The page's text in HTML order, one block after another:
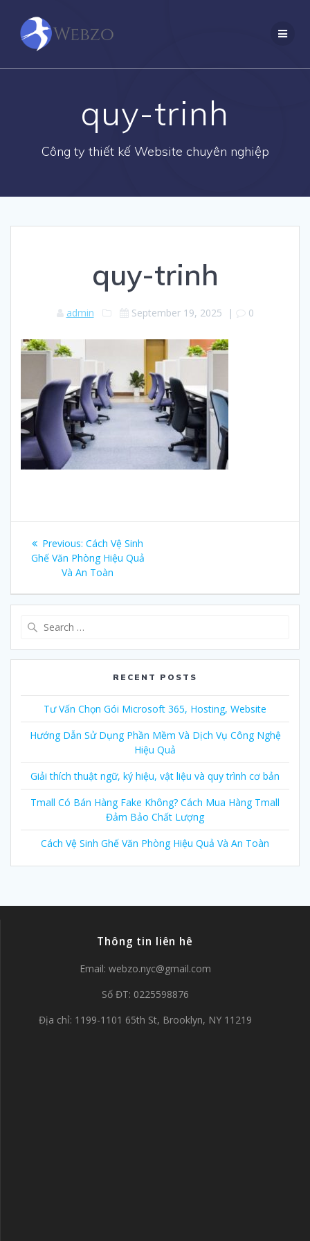
quy-trinh
Công ty thiết kế Website chuyên nghiệp
quy-trinh
admin September 19, 2025 | 0
Post
navigation
Previous: Previous
post:
Cách Vệ Sinh
Ghế Văn Phòng Hiệu Quả
Và An Toàn
RECENT POSTS
Tư Vấn Chọn Gói Microsoft 365, Hosting, Website
Hướng Dẫn Sử Dụng Phần Mềm Và Dịch Vụ Công Nghệ
Hiệu Quả
Giải thích thuật ngữ, ký hiệu, vật liệu và quy trình cơ bản
Tmall Có Bán Hàng Fake Không? Cách Mua Hàng Tmall
Đảm Bảo Chất Lượng
Cách Vệ Sinh Ghế Văn Phòng Hiệu Quả Và An Toàn
Thông tin liên hê
Email: webzo.nyc@gmail.com
Số ĐT: 0225598876
Địa chỉ: 1199-1101 65th St, Brooklyn, NY 11219